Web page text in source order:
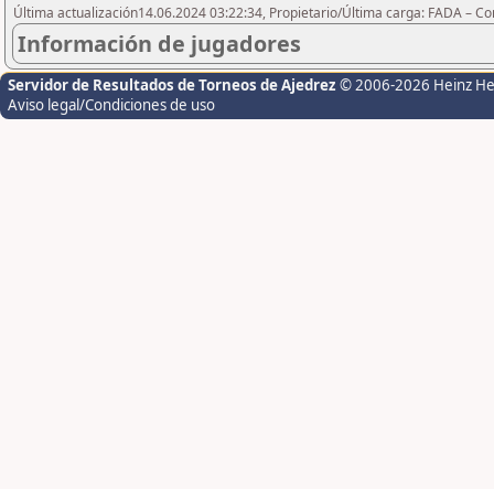
Última actualización14.06.2024 03:22:34, Propietario/Última carga: FADA –
Información de jugadores
Servidor de Resultados de Torneos de Ajedrez © 2006-2026 Heinz
Aviso legal/Condiciones de uso